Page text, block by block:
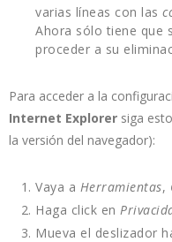
varias líneas con las
Ahora sólo tiene que
proceder a su
Para acceder a la
Internet Explorer siga
la versión del navegador):
Vaya a Herramientas,
Haga click en
Mueva el deslizador